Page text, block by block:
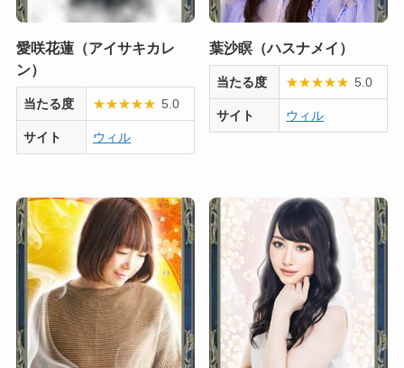
愛咲花蓮（アイサキカレ
ン）
当たる度 ★★★★★ 5.0
サイト ウィル
葉沙瞑（ハスナメイ）
当たる度 ★★★★★ 5.0
サイト ウィル